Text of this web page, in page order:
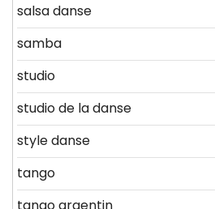
salsa danse
samba
studio
studio de la danse
style danse
tango
tango argentin